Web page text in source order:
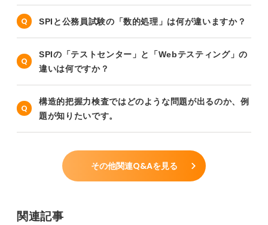
SPIと公務員試験の「数的処理」は何が違いますか？
SPIの「テストセンター」と「Webテスティング」の
違いは何ですか？
構造的把握力検査ではどのような問題が出るのか、例
題が知りたいです。
その他関連Q&Aを見る
関連記事